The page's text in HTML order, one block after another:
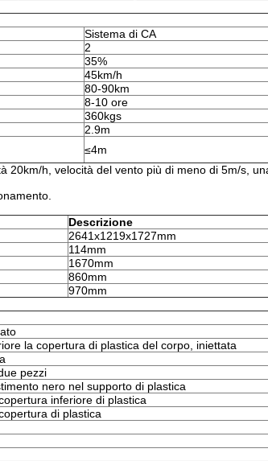
Sistema di CA
2
35%
45km/h
80-90km
8-10 ore
360kgs
2.9m
≤4m
20km/h, velocità del vento più di meno di 5m/s,
Descrizione
2641x1219x1727mm
114mm
1670mm
860mm
970mm
la copertura di plastica del corpo, iniettata
pezzi
nero nel supporto di plastica
inferiore di plastica
di plastica